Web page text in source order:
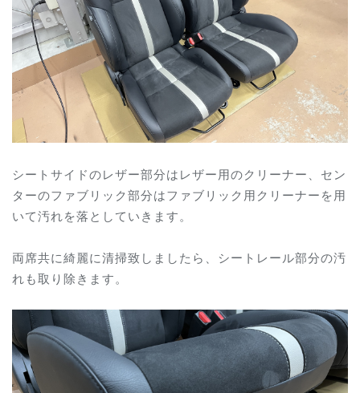
シートサイドのレザー部分はレザー用のクリーナー、セン
ターのファブリック部分はファブリック用クリーナーを用
いて汚れを落としていきます。
両席共に綺麗に清掃致しましたら、シートレール部分の汚
れも取り除きます。